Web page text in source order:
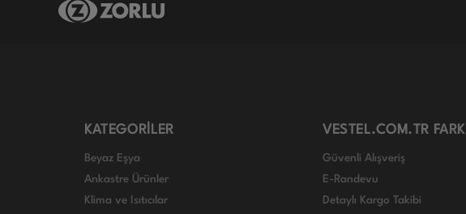
KATEGORİLER
Beyaz Eşya
Ankastre Ürünler
Klima ve Isıtıcılar
VESTEL.COM.TR FARKI
Güvenli Alışveriş
E-Randevu
Detaylı Kargo Takibi